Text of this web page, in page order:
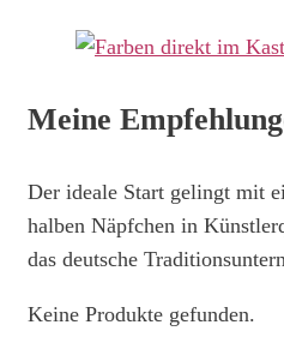
Meine
Der ideale Start gelingt mit
halben Näpfchen in
das deutsche
Keine Produkte gefunden.